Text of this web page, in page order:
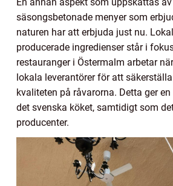
säsongsbetonade menyer som
naturen har att erbjuda just nu.
producerade ingredienser står i
restauranger i Östermalm arbetar
lokala leverantörer för att
kvaliteten på råvarorna. Detta ger
det svenska köket, samtidigt som
producenter.